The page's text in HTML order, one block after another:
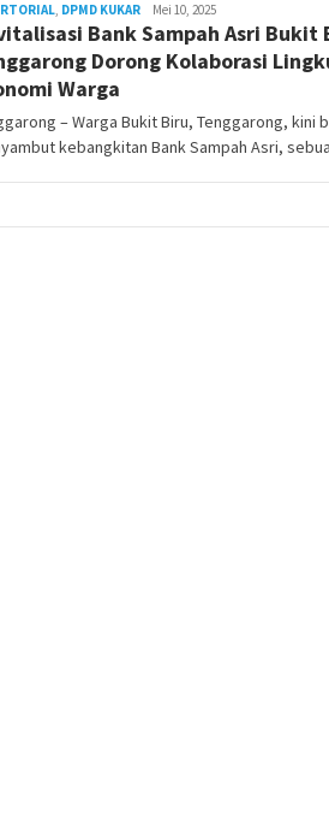
, DPMD KUKAR Admin
Pesut
Mei 10, 2025
Bank Sampah Asri Bukit
Dorong Kolaborasi
Warga
– Warga Bukit Biru, Tenggarong, kini
kebangkitan Bank Sampah Asri,